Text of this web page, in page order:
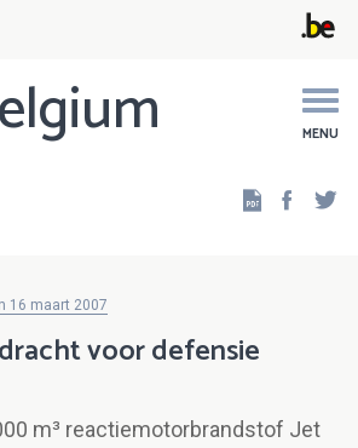
MENU
16 maart 2007
voor defensie
m³ reactiemotorbrandstof Jet